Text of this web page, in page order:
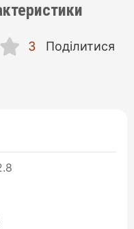
3 Поділитися